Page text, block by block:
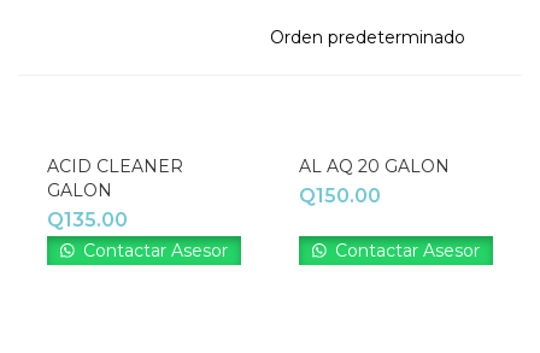
ACID CLEANER
GALON
Q135.00
Contactar Asesor
AL AQ 20 GALON
Q150.00
Contactar Asesor